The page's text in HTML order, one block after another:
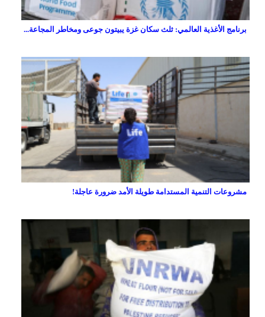
برنامج الأغذية العالمي: ثلث سكان غزة يبيتون جوعى ومخاطر المجاعة...
مشروعات التنمية المستدامة طويلة الأمد ضرورة عاجلة!